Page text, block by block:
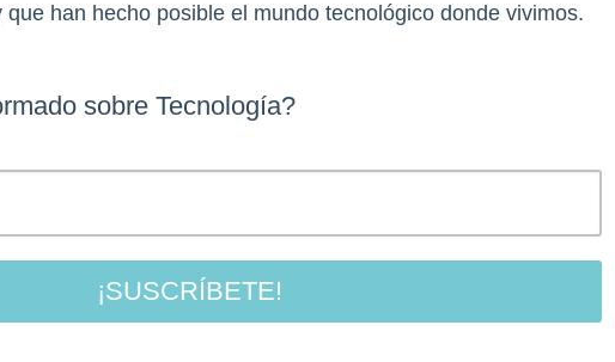
que han hecho posible el mundo tecnológico donde vivimos.
sobre Tecnología?